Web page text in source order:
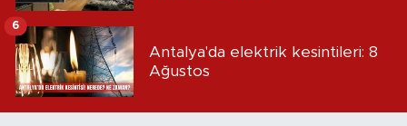
Antalya'da elektrik kesintileri: 8
Ağustos
6